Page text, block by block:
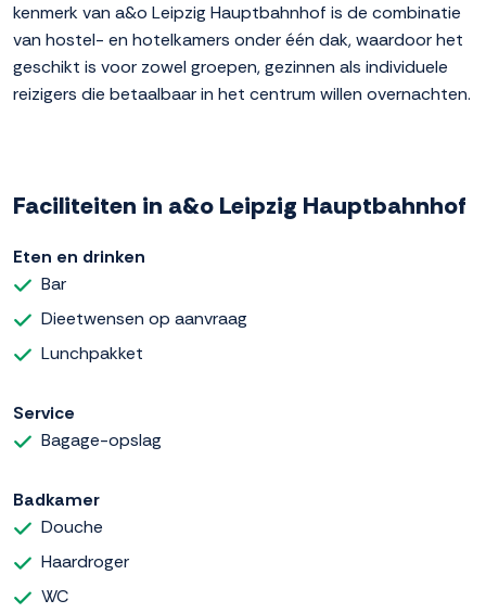
kenmerk van a&o Leipzig Hauptbahnhof is de combinatie
van hostel- en hotelkamers onder één dak, waardoor het
geschikt is voor zowel groepen, gezinnen als individuele
reizigers die betaalbaar in het centrum willen overnachten.
Faciliteiten in a&o Leipzig Hauptbahnhof
Eten en drinken
Bar
Dieetwensen op aanvraag
Lunchpakket
Service
Bagage-opslag
Badkamer
Douche
Haardroger
WC